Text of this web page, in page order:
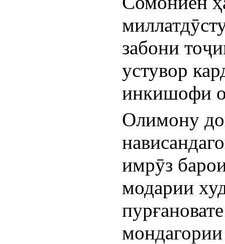
забони
устувор
инкишофи
Олимону
имрӯз
модарии